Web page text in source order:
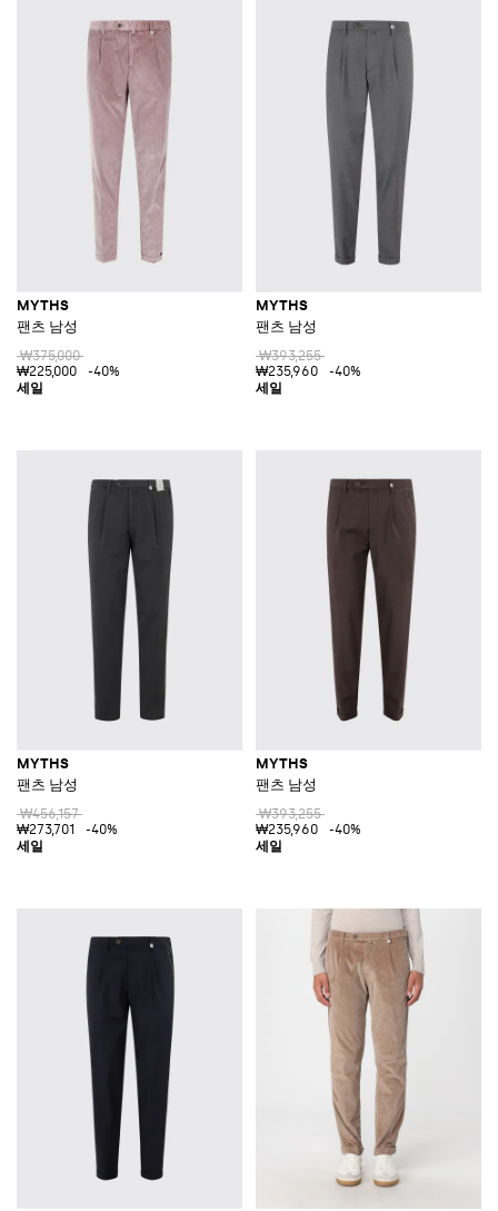
MYTHS
팬츠 남성
₩375,000
₩225,000
-40%
MYTHS
팬츠 남성
₩393,255
₩235,960
-40%
MYTHS
팬츠 남성
₩456,157
₩273,701
-40%
MYTHS
팬츠 남성
₩393,255
₩235,960
-40%